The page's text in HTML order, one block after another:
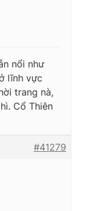
nổi như
lĩnh vực
trang nà,
Cổ Thiên
#41279